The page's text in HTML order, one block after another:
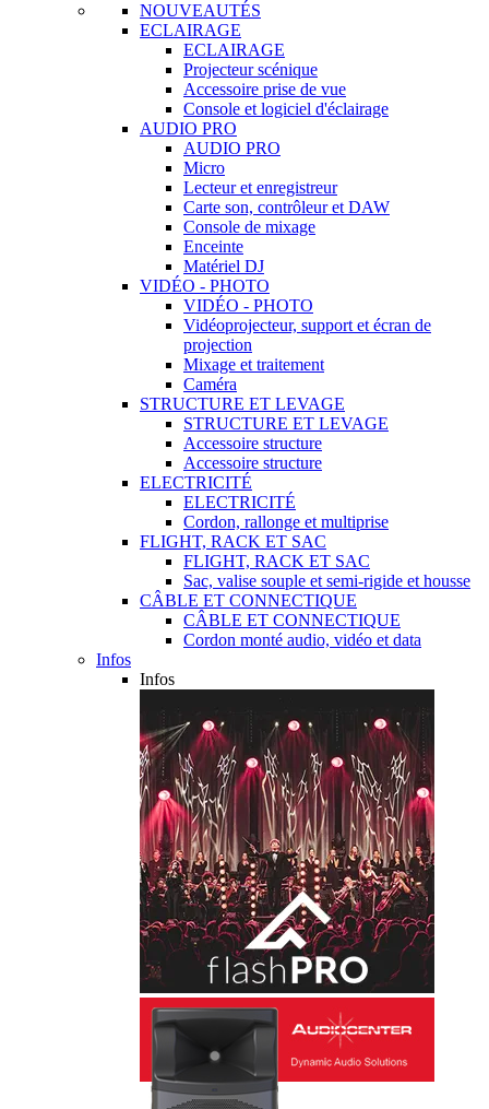
NOUVEAUTÉS
ECLAIRAGE
ECLAIRAGE
Projecteur scénique
Accessoire prise de vue
Console et logiciel d'éclairage
AUDIO PRO
AUDIO PRO
Micro
Lecteur et enregistreur
Carte son, contrôleur et DAW
Console de mixage
Enceinte
Matériel DJ
VIDÉO - PHOTO
VIDÉO - PHOTO
Vidéoprojecteur, support et écran de
projection
Mixage et traitement
Caméra
STRUCTURE ET LEVAGE
STRUCTURE ET LEVAGE
Accessoire structure
Accessoire structure
ELECTRICITÉ
ELECTRICITÉ
Cordon, rallonge et multiprise
FLIGHT, RACK ET SAC
FLIGHT, RACK ET SAC
Sac, valise souple et semi-rigide et housse
CÂBLE ET CONNECTIQUE
CÂBLE ET CONNECTIQUE
Cordon monté audio, vidéo et data
Infos
Infos